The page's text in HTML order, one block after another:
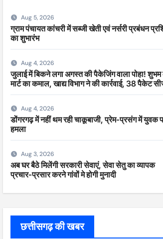
Aug 5, 2026
ग्राम पंचायत कांचरी में सब्जी खेती एवं नर्सरी प्रबंधन
का शुभारंभ
Aug 4, 2026
जुलाई में बिकने लगा अगस्त की पैकेजिंग वाला पोहा!
मार्ट का कमाल, खाद्य विभाग ने की कार्रवाई, 38 पैकेट
Aug 4, 2026
डोंगरगढ़ में नहीं थम रही चाकूबाजी, प्रेम-प्रसंग में युवक
हमला
Aug 3, 2026
अब घर बैठे मिलेंगी सरकारी सेवाएं, सेवा सेतु का व्यापक
प्रचार-प्रसार करने गांवों मे होगी मुनादी
छत्तीसगढ़ की खबर